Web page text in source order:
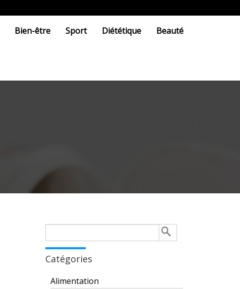
Bien-être Sport Diététique Beauté
Catégories
Alimentation